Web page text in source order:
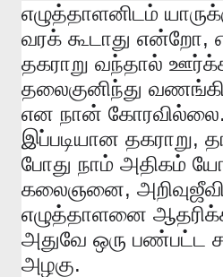
எழுத்தாளனிடம்
வரக் கூடாது என்றோ,
தகராறு வந்தால்
தலைகுனிந்து வணங்கி
என நான் கோரவில்லை.
இப்படியான தகராறு,
போது நாம் அதிகம்
கலைஞனை,
எழுத்தாளனை
அதுவே ஒரு பண்பட்ட
அழகு.